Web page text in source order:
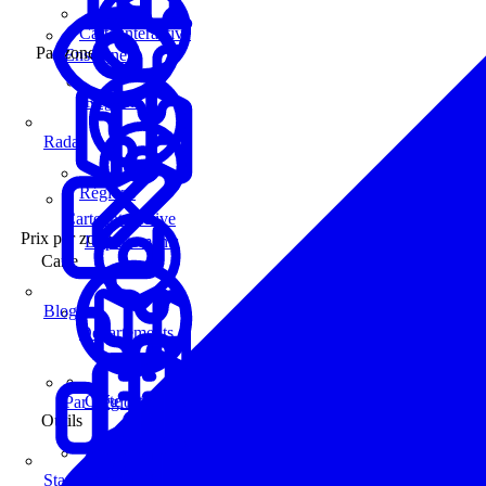
Enseignes
Carte interactive
Prix par zone
Par Région
Régions
Départements
Carte
Carte interactive
Outils
Carte interactive
Par zone
Régions
Départements
Radar
Blog
Statistiques